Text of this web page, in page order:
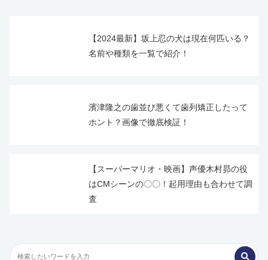
【2024最新】坂上忍の犬は現在何匹いる？
名前や種類を一覧で紹介！
濱津隆之の歯並び悪くて歯列矯正したって
ホント？画像で徹底検証！
【スーパーマリオ・映画】声優木村昴の役
はCMシーンの〇〇！起用理由も合わせて調
査